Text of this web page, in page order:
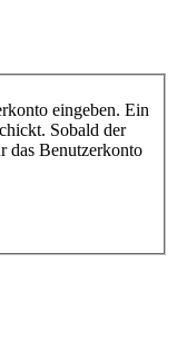
eingeben. Ein
Sobald der
das Benutzerkonto